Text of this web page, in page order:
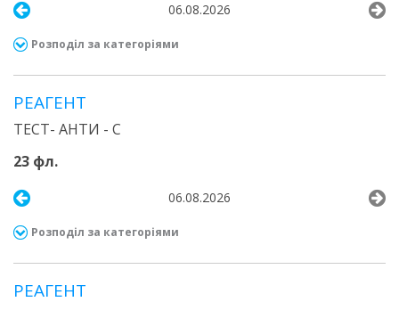
06.08.2026
Розподіл за категоріями
РЕАГЕНТ
ТЕСТ- АНТИ - С
23 фл.
06.08.2026
Розподіл за категоріями
РЕАГЕНТ